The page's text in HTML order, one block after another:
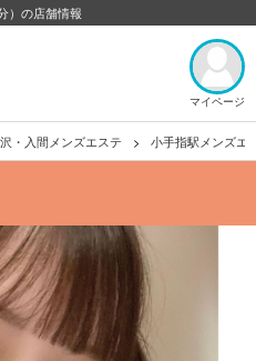
）の店舗情報
マイページ
・入間メンズエステ 小手指駅メンズエ